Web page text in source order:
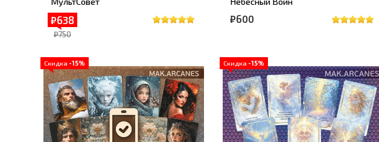
₽638
₽750
₽600
Скидка -15% Скидка -15%